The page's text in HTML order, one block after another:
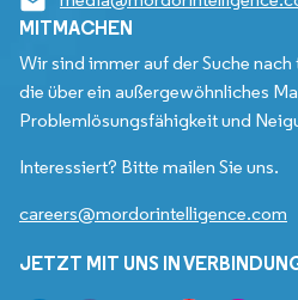
MITMACHEN
Wir sind immer auf der Suche
die über ein außergewöhnliches
Problemlösungsfähigkeit und
Interessiert? Bitte mailen Sie uns.
careers@mordorintelligence.com
JETZT MIT UNS IN